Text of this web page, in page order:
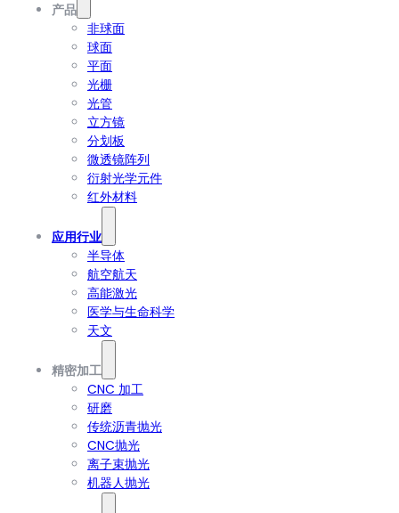
产品
非球面
球面
平面
光栅
光管
立方镜
分划板
微透镜阵列
衍射光学元件
红外材料
应用行业
半导体
航空航天
高能激光
医学与生命科学
天文
精密加工
CNC 加工
研磨
传统沥青抛光
CNC抛光
离子束抛光
机器人抛光